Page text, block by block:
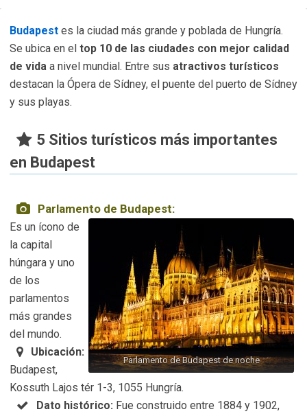
Budapest es la ciudad más grande y poblada de Hungría.
Se ubica en el top 10 de las ciudades con mejor calidad
de vida a nivel mundial. Entre sus atractivos turísticos
destacan la Ópera de Sídney, el puente del puerto de Sídney
y sus playas.
5 Sitios turísticos más importantes
en Budapest
Parlamento de Budapest:
Parlamento de Budapest de noche
Es un ícono de
la capital
húngara y uno
de los
parlamentos
más grandes
del mundo.
Ubicación:
Budapest,
Kossuth Lajos tér 1-3, 1055 Hungría.
Dato histórico: Fue construido entre 1884 y 1902,